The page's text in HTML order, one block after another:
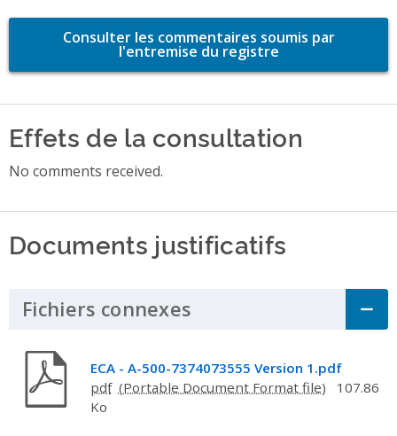
Consulter les commentaires soumis par
l'entremise du registre
Effets de la consultation
No comments received.
Documents justificatifs
Fichiers connexes Click to Expand
ECA - A-500-7374073555 Version 1.pdf
pdf
107.86
Ko